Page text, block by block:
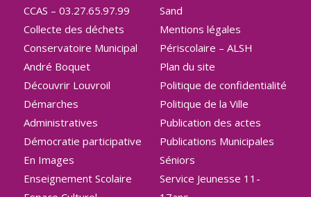
CCAS – 03.27.65.97.99
Collecte des déchets
Conservatoire Municipal
André Boquet
Découvrir Louvroil
Démarches
Administratives
Démocratie participative
En Images
Enseignement Scolaire
Sand
Mentions légales
Périscolaire – ALSH
Plan du site
Politique de confidentialité
Politique de la Ville
Publication des actes
Publications Municipales
Séniors
Service Jeunesse 11-